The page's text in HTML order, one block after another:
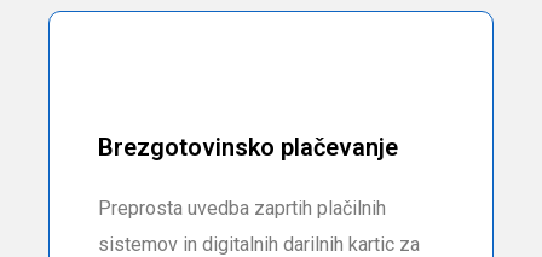
Brezgotovinsko plačevanje
Preprosta uvedba zaprtih plačilnih
sistemov in digitalnih darilnih kartic za